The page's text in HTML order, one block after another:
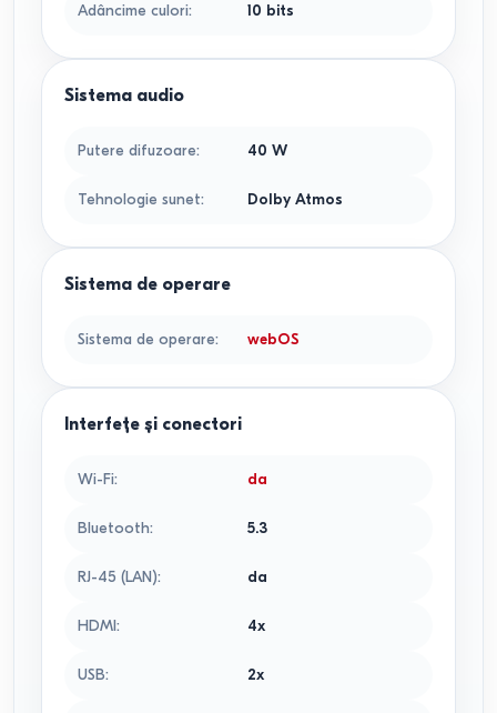
Adâncime culori: 10 bits
Sistema audio
Putere difuzoare: 40 W
Tehnologie sunet: Dolby Atmos
Sistema de operare
Sistema de operare: webOS
Interfețe și conectori
Wi-Fi: da
Bluetooth: 5.3
RJ-45 (LAN): da
HDMI: 4x
USB: 2x